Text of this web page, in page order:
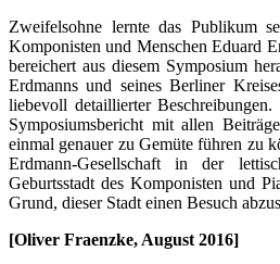
Zweifelsohne lernte das Publikum
Komponisten und Menschen Eduard
bereichert aus diesem Symposium
Erdmanns und seines Berliner
liebevoll detaillierter
Symposiumsbericht mit allen
einmal genauer zu Gemüte führen zu
Erdmann-Gesellschaft in der
Geburtsstadt des Komponisten und
Grund, dieser Stadt einen Besuch
[Oliver Fraenzke, August 2016]